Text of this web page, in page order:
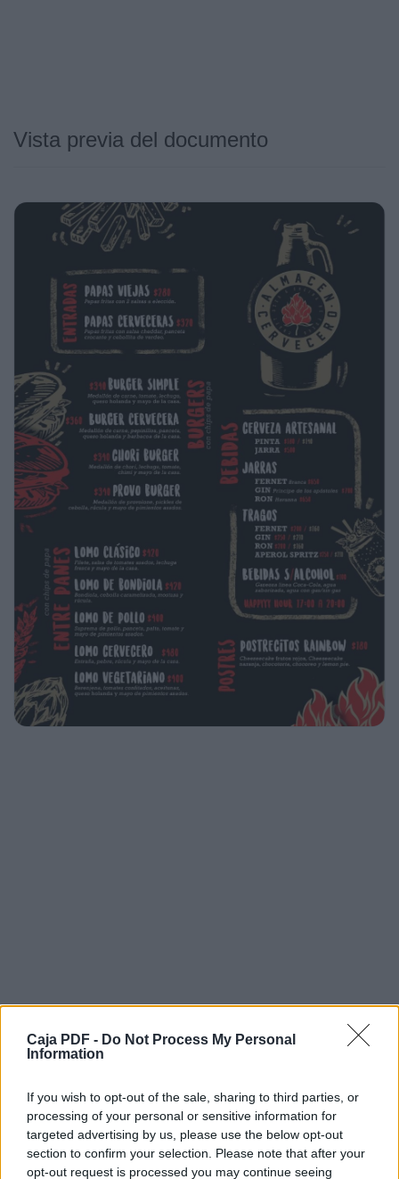
Caja PDF - Do Not Process My Personal
Information
If you wish to opt-out of the sale, sharing to third parties, or
processing of your personal or sensitive information for
targeted advertising by us, please use the below opt-out
section to confirm your selection. Please note that after your
opt-out request is processed you may continue seeing
Vista previa del documento
Descargar el documento (PDF)
carta 24-10 (1).pdf (PDF, 148 KB)